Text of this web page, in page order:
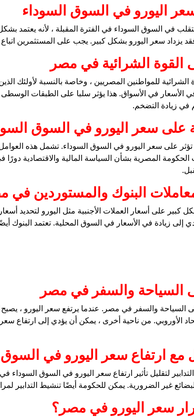
اليورو في السوق السوداء
في السوق السوداء في الفترة المقبلة ، لأنه يعتمد
يزداد سعر اليورو بشكل كبير. يجب على المستثمرين
القوة الشرائية في مصر
للمواطنين المصريين ، وخاصة بالنسبة لأولئك
الأسعار في الأسواق. هذا يؤثر سلبا على الطبقات الوسطى
في زيادة التضخم.
على سعر اليورو في السوق
تؤثر على سعر اليورو في السوق السوداء. تشمل هذه
المصرية بشأن السياسة المالية والاقتصادية
البنوك والمستوردين في
على أسعار العملات الأجنبية مثل اليورو لتحديد
زيادة في الأسعار في السوق المحلية. تعتمد البنوك
السياحة والسفر في مصر
السياحة والسفر في مصر. عندما يرتفع سعر اليورو ،
الأوروبي. من ناحية أخرى ، يمكن أن يؤدي إلى ارتفاع
مع ارتفاع سعر اليورو في
لتقليل تأثير ارتفاع سعر اليورو في السوق السوداء
غير الضرورية. يمكن للحكومة أيضًا تنشيط
سعر اليورو في مصر؟